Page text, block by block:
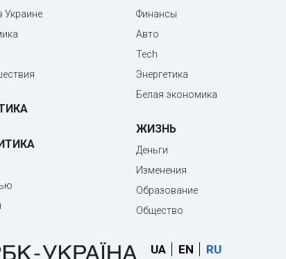
Украине
Финансы
Авто
Tech
Энергетика
Белая экономика
ЖИЗНЬ
Деньги
Изменения
Образование
Общество
UA EN RU